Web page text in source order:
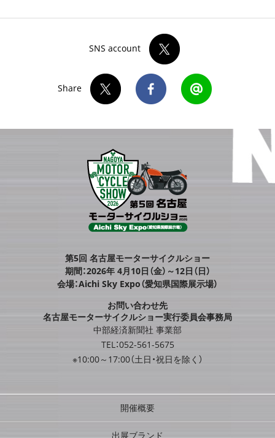
SNS account
Share
第5回 名古屋モーターサイクルショー
期間：2026年 4月10日（金）～12日（日）
会場：Aichi Sky Expo（愛知県国際展示場）
お問い合わせ先
名古屋モーターサイクルショー実行委員会事務局
中部経済新聞社 事業部
TEL：052-561-5675
※10:00～17:00（土日・祝日を除く）
開催概要
出展ブランド